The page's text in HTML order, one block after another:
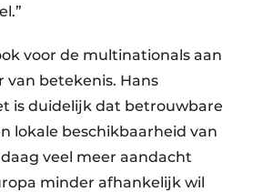
voor de multinationals aan
van betekenis. Hans
is duidelijk dat betrouwbare
lokale beschikbaarheid van
veel meer aandacht
minder afhankelijk wil